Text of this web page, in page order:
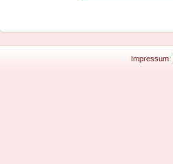
Impressum